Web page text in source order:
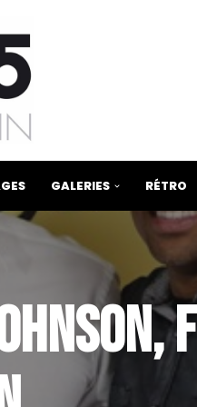
GALERIES RÉTRO